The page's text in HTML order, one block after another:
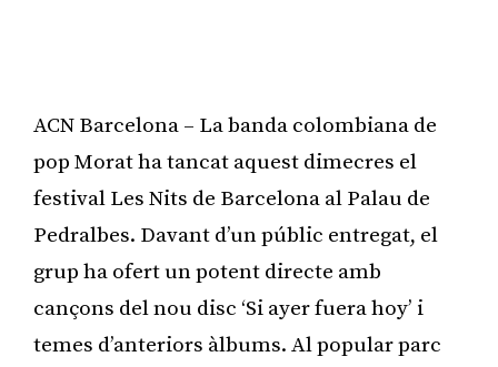
ACN Barcelona – La banda colombiana de
pop Morat ha tancat aquest dimecres el
festival Les Nits de Barcelona al Palau de
Pedralbes. Davant d’un públic entregat, el
grup ha ofert un potent directe amb
cançons del nou disc ‘Si ayer fuera hoy’ i
temes d’anteriors àlbums. Al popular parc